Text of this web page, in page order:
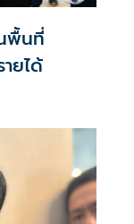
พื้นที่
ยได้